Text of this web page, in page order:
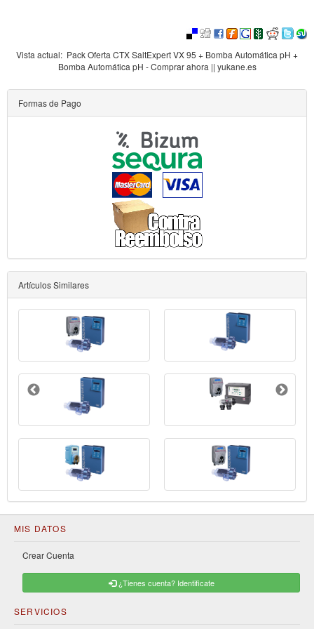
Vista actual: Pack Oferta CTX SaltExpert VX 95 + Bomba Automática pH +
Bomba Automática pH - Comprar ahora || yukane.es
Formas de Pago
Artículos Similares
MIS DATOS
Crear Cuenta
¿Tienes cuenta? Identificate
SERVICIOS